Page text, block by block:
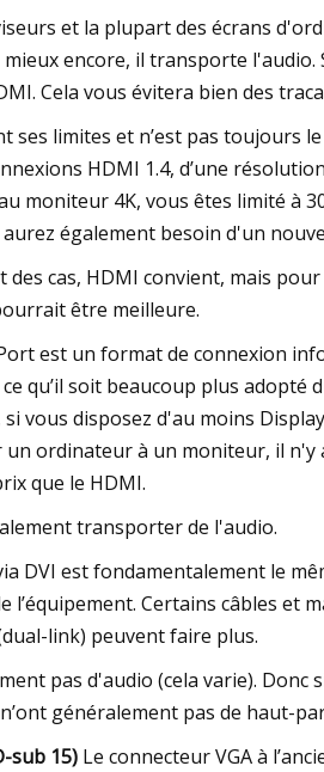
et la plupart des écrans
encore, il transporte
Cela vous évitera bien des
ses limites et n’est pas toujours
HDMI 1.4, d’une
moniteur 4K, vous êtes limité à
aurez également besoin d'un
des cas, HDMI convient, mais
être meilleure.
est un format de connexion
qu’il soit beaucoup plus
si vous disposez d'au moins
ordinateur à un moniteur, il n'y
que le HDMI.
transporter de l'audio.
DVI est fondamentalement le
l’équipement. Certains câbles et
link) peuvent faire plus.
pas d'audio (cela varie).
généralement pas de haut-
sub 15) Le connecteur VGA à